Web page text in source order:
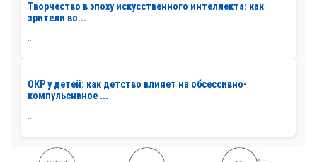
Творчество в эпоху искусственного интеллекта: как
зрители во...
...
ОКР у детей: как детство влияет на обсессивно-
компульсивное ...
...